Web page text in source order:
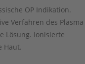
OP Indikation.
Verfahren des Plasma
Lösung. Ionisierte
Haut.